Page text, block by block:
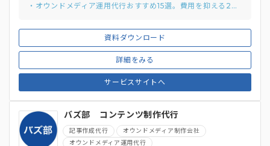
資料ダウンロード
詳細をみる
サービスサイトへ
・オウンドメディア運用代行おすすめ15選。費用を抑える2つの方法も解説
バズ部 コンテンツ制作代行
記事作成代行
オウンドメディア制作会社
オウンドメディア運用代行